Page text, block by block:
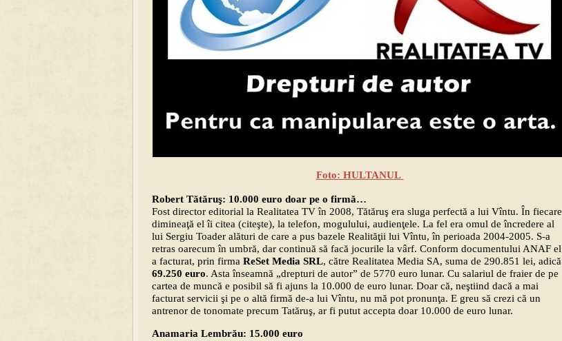
Foto: HULTANUL
Robert Tătăruş: 10.000 euro doar pe o firmă…
Fost director editorial la Realitatea TV în 2008, Tătăruş era sluga perfectă a lui Vîntu. În fiecare
dimineaţă el îi citea (citeşte), la telefon, mogulului, audienţele. La fel era omul de încredere al
lui Sergiu Toader alături de care a pus bazele Realităţii lui Vîntu, în perioada 2004-2005. S-a
retras oarecum în umbră, dar continuă să facă jocurile la vârf. Conform documentului ANAF el
a facturat, prin firma ReSet Media SRL, către Realitatea Media SA, suma de 290.851 lei, adică
69.250 euro. Asta înseamnă „drepturi de autor” de 5770 euro lunar. Cu salariul de fraier de pe
cartea de muncă e posibil să fi ajuns la 10.000 de euro lunar. Doar că, neştiind dacă a mai
facturat servicii şi pe o altă firmă de-a lui Vîntu, nu mă pot pronunţa. E greu să crezi că un
antrenor de tonomate precum Tatăruş, ar fi putut accepta doar 10.000 de euro lunar.
Anamaria Lembrău: 15.000 euro